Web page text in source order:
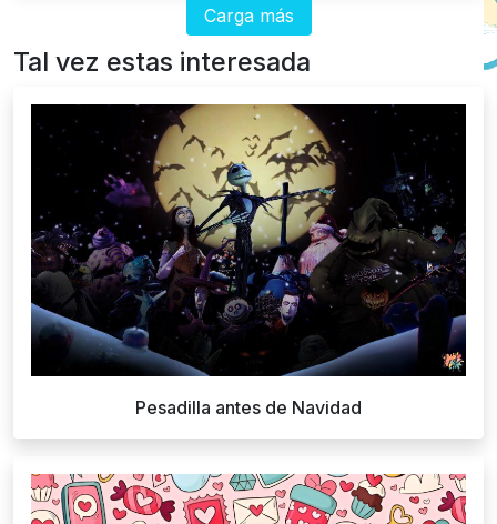
Carga más
Tal vez estas interesada
Pesadilla antes de Navidad